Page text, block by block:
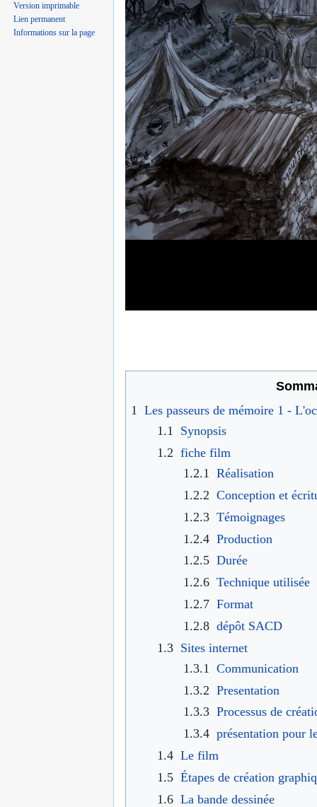
1 Les passeurs de mémoire 1 -
1.1 Synopsis
1.2 fiche film
1.2.1 Réalisation
1.2.2 Conception et
1.2.3 Témoignages
1.2.4 Production
1.2.5 Durée
1.2.6 Technique utilisée
1.2.7 Format
1.2.8 dépôt SACD
1.3 Sites internet
1.3.1
Communication
1.3.2 Presentation
1.3.3 Processus de
1.3.4 présentation pour
1.4 Le film
1.5 Étapes de création
1.6 La bande dessinée
Version imprimable
Lien permanent
Informations sur la page